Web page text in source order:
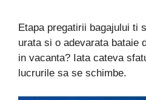
Etapa pregatirii bagajului ti
urata si o adevarata bataie
in vacanta? Iata cateva
lucrurile sa se schimbe.